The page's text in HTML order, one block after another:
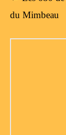
du Mimbeau